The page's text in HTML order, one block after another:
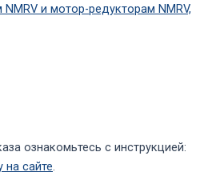
и мотор-редукторам NMRV,
ознакомьтесь с инструкцией:
на сайте.